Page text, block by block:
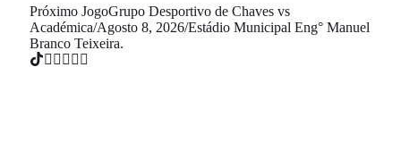
Próximo JogoGrupo Desportivo de Chaves vs
Académica/Agosto 8, 2026/Estádio Municipal Eng° Manuel
Branco Teixeira.